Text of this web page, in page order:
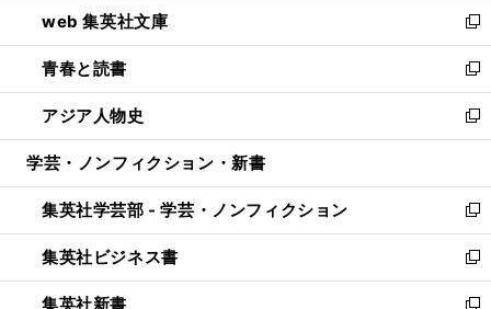
ド
ウ
で
開
く
ィ
ン
ド
ウ
で
開
い
ウ
ィ
ン
ド
ウ
開
く
web 集英社文庫
新
し
い
ウ
ィ
ン
ウ
で
開
く
青春と読書
新
し
い
ウ
ン
ド
ウ
で
開
く
アジア人物史
新
し
ウ
ィ
ン
ド
ウ
で
学芸・ノンフィクション・新書
集英社学芸部 - 学芸・ノンフィクション
新
し
い
ウ
集英社ビジネス書
新
し
集英社新書